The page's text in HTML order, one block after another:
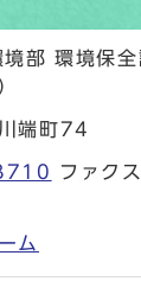
部 環境保
端町74
ファク
ム